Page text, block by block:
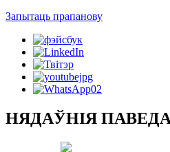
Запытаць прапанову
НЯДАЎНІЯ